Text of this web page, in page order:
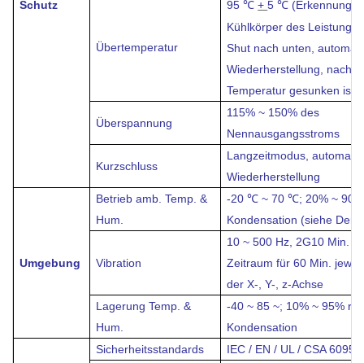
Schutz
Übertemperatur
95 ℃+5 ℃ (Erkennung
Kühlkörper des
Shut nach unten,
Wiederherstellung,
Temperatur gesunken ist
Überspannung
115% ~ 150% des
Nennausgangsstroms
Kurzschluss
Langzeitmodus,
Wiederherstellung
Umgebung
Betrieb amb. Temp. &
Hum.
-20 ℃~ 70 ℃; 20% ~
Kondensation (siehe
Vibration
10 ~ 500 Hz, 2G10 Min. /
Zeitraum für 60 Min.
der X-, Y-, z-Achse
Lagerung Temp. &
Hum.
-40 ~ 85 ~; 10% ~ 95% rF
Kondensation
Sicherheitsstandards IEC / EN / UL / CSA